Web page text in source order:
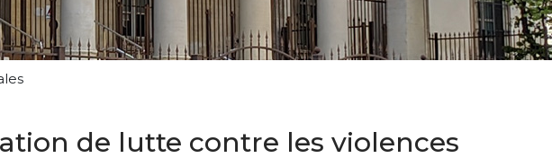
de lutte contre les violences